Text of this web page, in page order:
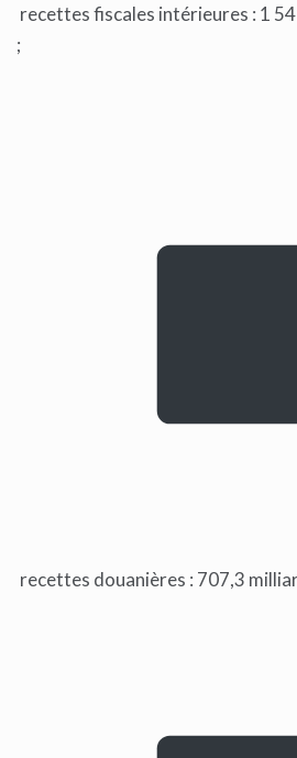
recettes fiscales intérieures : 1
;
recettes douanières : 707,3